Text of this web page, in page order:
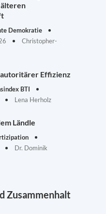
Demokratie
Christopher-
Effizienz
BTI
Lena Herholz
Ländle
Dr. Dominik
Zusammenhalt